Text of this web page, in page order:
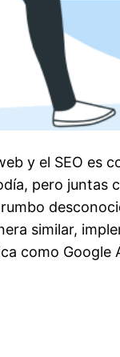
y el SEO es
pero juntas
similar,
como Google